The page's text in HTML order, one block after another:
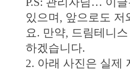
있으며, 앞으로도
요. 만약, 드림테니
하겠습니다.
2. 아래 사진은 실제